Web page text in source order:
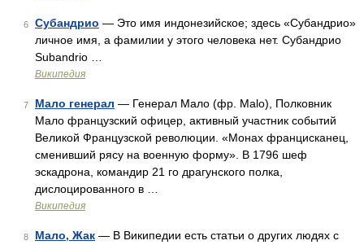
6 Субандрио — Это имя индонезийское; здесь «Субандрио»
личное имя, а фамилии у этого человека нет. Субандрио
Subandrio …
Википедия
7 Мало генерал — Генерал Мало (фр. Malo), Полковник
Мало французский офицер, активный участник событий
Великой Французской революции. «Монах францисканец,
сменивший рясу на военную форму». В 1796 шеф
эскадрона, командир 21 го драгунского полка,
дислоцированного в …
Википедия
8 Мало, Жак — В Википедии есть статьи о других людях с